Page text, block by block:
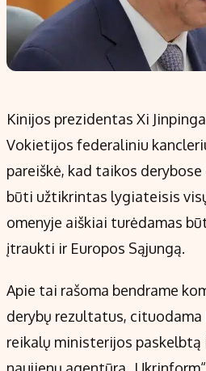
Migracija
Redakcija
Redakcijos politika
Privatumo politika
Turinio žymėjimo taisyklės
Kontaktai
Regionų naujienos
Indėlių palūkanos
Kinijos prezidentas Xi
Vokietijos federaliniu
pareiškė, kad taikos
būti užtikrintas lygiateisis
omenyje aiškiai turėdamas
įtraukti ir Europos Sąjungą.
Apie tai rašoma bendrame
derybų rezultatus, cituodama
reikalų ministerijos paskelbtą